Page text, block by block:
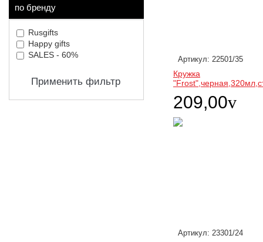
по бренду
Rusgifts
Happy gifts
SALES - 60%
Применить фильтр
Артикул: 22501/35
Кружка
209,00v
Артикул: 23301/24